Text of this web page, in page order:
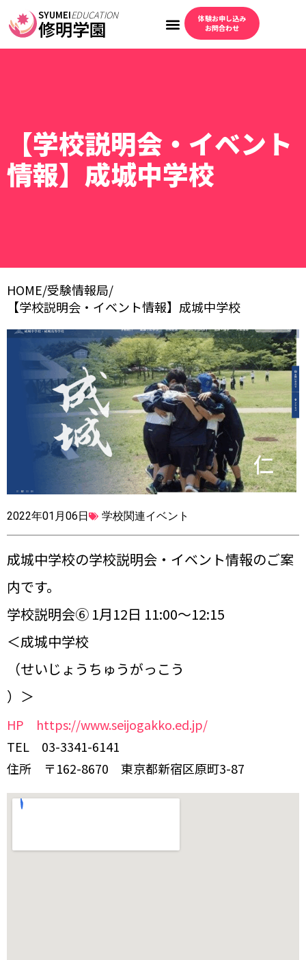
SYUMEIEDUCATION
修明学園
体験お申し込み
お問合わせ
【学校説明会・イベント
情報】成城中学校
HOME/受験情報局/
【学校説明会・イベント情報】成城中学校
2022年01月06日 学校関連イベント
成城中学校の学校説明会・イベント情報のご案
内です。
学校説明会⑥ 1月12日 11:00～12:15
＜成城中学校
（せいじょうちゅうがっこう
）＞
HP https://www.seijogakko.ed.jp/
TEL 03-3341-6141
住所 〒162-8670 東京都新宿区原町3-87